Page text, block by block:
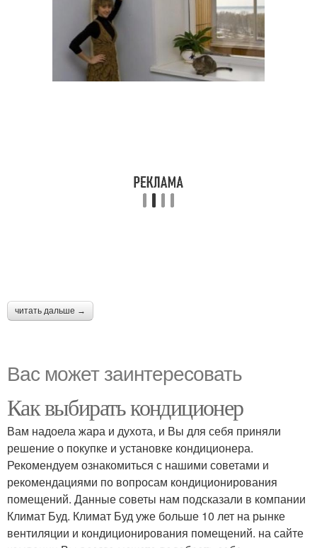
читать дальше →
Вас может заинтересовать
Как выбирать кондиционер
Вам надоела жара и духота, и Вы для себя приняли
решение о покупке и установке кондиционера.
Рекомендуем ознакомиться с нашими советами и
рекомендациями по вопросам кондиционирования
помещений. Данные советы нам подсказали в компании
Климат Буд. Климат Буд уже больше 10 лет на рынке
вентиляции и кондиционирования помещений. на сайте